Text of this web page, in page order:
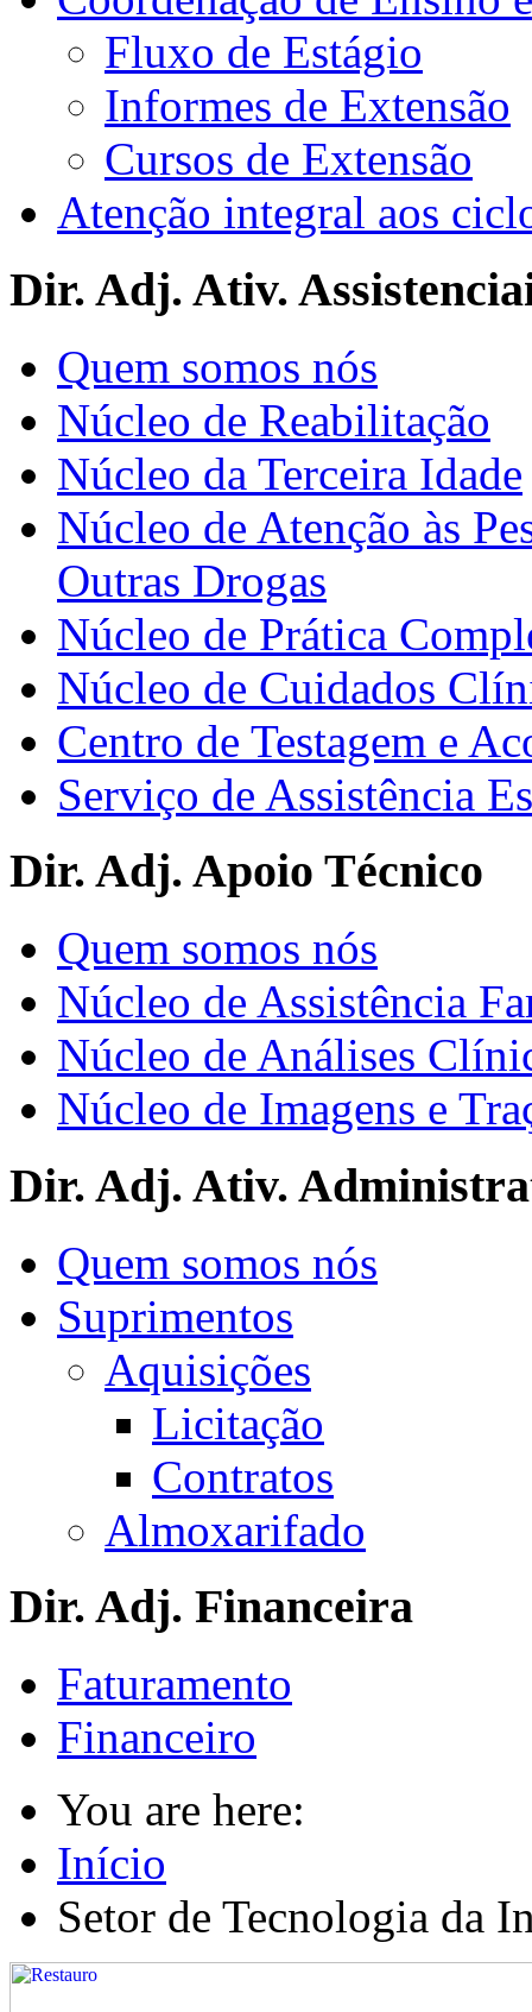
Fluxo de Estágio
Informes de Extensão
Cursos de Extensão
Atenção integral aos
Dir. Adj. Ativ.
Quem somos nós
Núcleo de Reabilitação
Núcleo da Terceira Idade
Núcleo de Atenção às
Outras Drogas
Núcleo de Prática
Núcleo de Cuidados
Centro de Testagem e
Serviço de Assistência
Dir. Adj. Apoio Técnico
Quem somos nós
Núcleo de Assistência
Núcleo de Análises
Núcleo de Imagens e
Dir. Adj. Ativ.
Quem somos nós
Suprimentos
Aquisições
Licitação
Contratos
Almoxarifado
Dir. Adj. Financeira
Faturamento
Financeiro
You are here:
Início
Setor de Tecnologia da